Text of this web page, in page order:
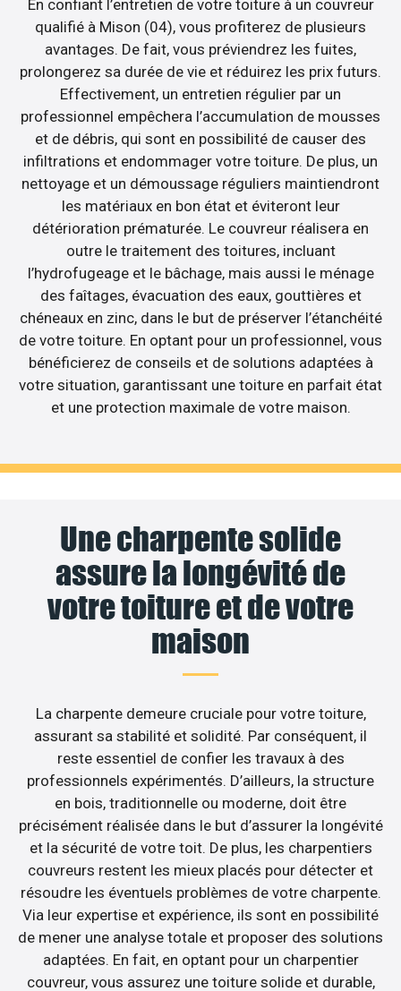
En confiant l’entretien de votre toiture à un couvreur
qualifié à Mison (04), vous profiterez de plusieurs
avantages. De fait, vous préviendrez les fuites,
prolongerez sa durée de vie et réduirez les prix futurs.
Effectivement, un entretien régulier par un
professionnel empêchera l’accumulation de mousses
et de débris, qui sont en possibilité de causer des
infiltrations et endommager votre toiture. De plus, un
nettoyage et un démoussage réguliers maintiendront
les matériaux en bon état et éviteront leur
détérioration prématurée. Le couvreur réalisera en
outre le traitement des toitures, incluant
l’hydrofugeage et le bâchage, mais aussi le ménage
des faîtages, évacuation des eaux, gouttières et
chéneaux en zinc, dans le but de préserver l’étanchéité
de votre toiture. En optant pour un professionnel, vous
bénéficierez de conseils et de solutions adaptées à
votre situation, garantissant une toiture en parfait état
et une protection maximale de votre maison.
Une charpente solide
assure la longévité de
votre toiture et de votre
maison
La charpente demeure cruciale pour votre toiture,
assurant sa stabilité et solidité. Par conséquent, il
reste essentiel de confier les travaux à des
professionnels expérimentés. D’ailleurs, la structure
en bois, traditionnelle ou moderne, doit être
précisément réalisée dans le but d’assurer la longévité
et la sécurité de votre toit. De plus, les charpentiers
couvreurs restent les mieux placés pour détecter et
résoudre les éventuels problèmes de votre charpente.
Via leur expertise et expérience, ils sont en possibilité
de mener une analyse totale et proposer des solutions
adaptées. En fait, en optant pour un charpentier
couvreur, vous assurez une toiture solide et durable,